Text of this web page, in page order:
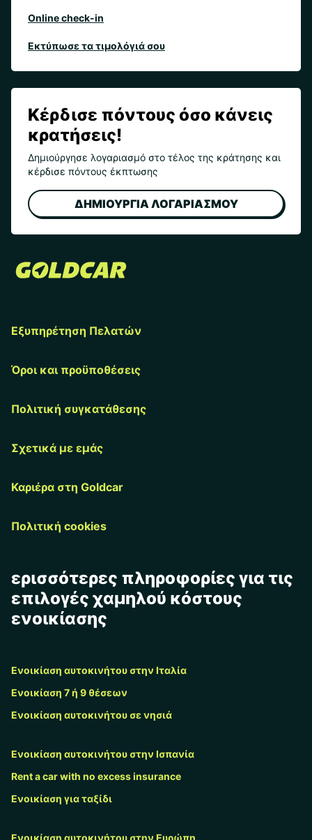
Online check-in
Εκτύπωσε τα τιμολόγιά σου
Κέρδισε πόντους όσο κάνεις
κρατήσεις!
Δημιούργησε λογαριασμό στο τέλος της κράτησης και
κέρδισε πόντους έκπτωσης
ΔΗΜΙΟΥΡΓΙΑ ΛΟΓΑΡΙΑΣΜΟΥ
Εξυπηρέτηση Πελατών
Όροι και προϋποθέσεις
Πολιτική συγκατάθεσης
Σχετικά με εμάς
Καριέρα στη Goldcar
Πολιτική cookies
ερισσότερες πληροφορίες για τις
επιλογές χαμηλού κόστους
ενοικίασης
Ενοικίαση αυτοκινήτου στην Ιταλία
Ενοικίαση 7 ή 9 θέσεων
Ενοικίαση αυτοκινήτου σε νησιά
Ενοικίαση αυτοκινήτου στην Ισπανία
Rent a car with no excess insurance
Ενοικίαση για ταξίδι